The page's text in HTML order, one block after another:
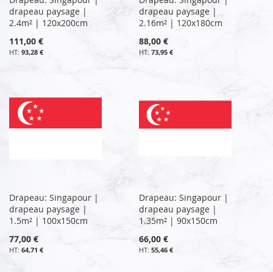
drapeau paysage |
2.4m² | 120x200cm
111,00 €
93,28 €
drapeau paysage |
2.16m² | 120x180cm
88,00 €
73,95 €
Drapeau: Singapour |
drapeau paysage |
1.5m² | 100x150cm
77,00 €
64,71 €
Drapeau: Singapour |
drapeau paysage |
1.35m² | 90x150cm
66,00 €
55,46 €